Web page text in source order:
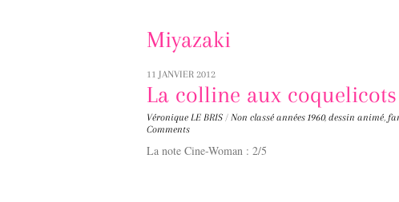
content
Miyazaki
11 JANVIER 2012
La colline aux coquelicots
Véronique LE BRIS / Non classé années 1960, dessin animé,
Comments
La note Cine-Woman : 2/5